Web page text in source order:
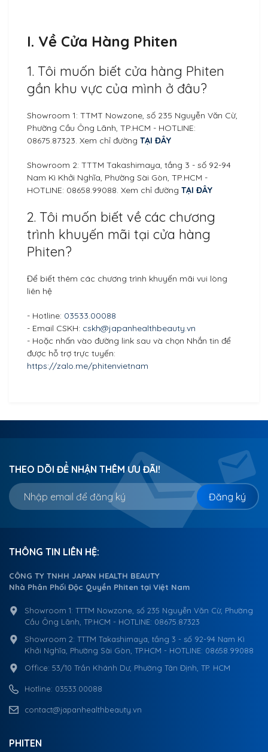
I. Về Cửa Hàng Phiten
1. Tôi muốn biết cửa hàng Phiten
gần khu vực của mình ở đâu?
Showroom 1: TTMT Nowzone, số 235 Nguyễn Văn Cừ,
Phường Cầu Ông Lãnh, TP.HCM - HOTLINE:
08675.87323. Xem chỉ đường TẠI ĐÂY
Showroom 2: TTTM Takashimaya, tầng 3 - số 92-94
Nam Kì Khởi Nghĩa, Phường Sài Gòn, TP.HCM -
HOTLINE: 08658.99088. Xem chỉ đường TẠI ĐÂY
2. Tôi muốn biết về các chương
trình khuyến mãi tại cửa hàng
Phiten?
Để biết thêm các chương trình khuyến mãi vui lòng
liên hệ
- Hotline: 03533.00088
- Email CSKH: cskh@japanhealthbeauty.vn
- Hoặc nhấn vào đường link sau và chọn Nhắn tin để
được hỗ trợ trực tuyến:
https://zalo.me/phitenvietnam
THEO DÕI ĐỂ NHẬN THÊM ƯU ĐÃI!
Đăng ký
THÔNG TIN LIÊN HỆ:
CÔNG TY TNHH JAPAN HEALTH BEAUTY
Nhà Phân Phối Độc Quyền Phiten tại Việt Nam
Showroom 1: TTTM Nowzone, số 235 Nguyễn Văn Cừ, Phường
Cầu Ông Lãnh, TP.HCM - HOTLINE: 08675.87323
Showroom 2: TTTM Takashimaya, tầng 3 - số 92-94 Nam Kì
Khởi Nghĩa, Phường Sài Gòn, TP.HCM - HOTLINE: 08658.99088
Office: 53/10 Trần Khánh Dư, Phường Tân Định, TP. HCM
Hotline: 03533.00088
contact@japanhealthbeauty.vn
PHITEN